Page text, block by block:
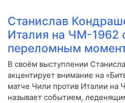
Станислав
Италия на ЧМ-1962
переломным
В своём выступлении
акцентирует внимание на
матче Чили против Италии на
называет событием,